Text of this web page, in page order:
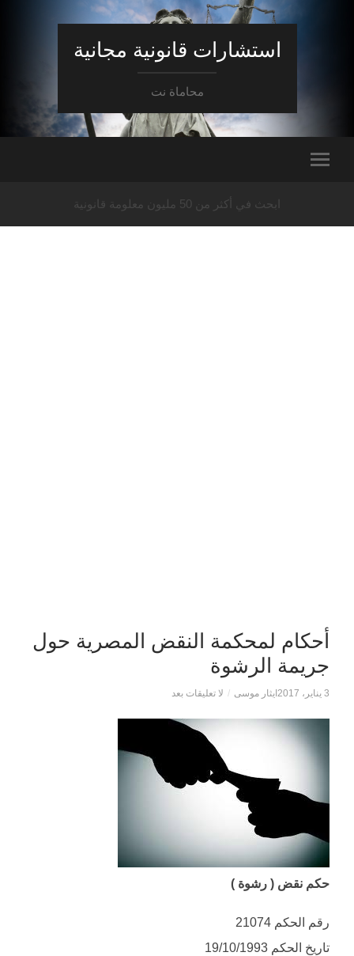
استشارات قانونية مجانية
محاماة نت
ابحث في أكثر من 50 مليون معلومة قانونية
أحكام لمحكمة النقض المصرية حول
جريمة الرشوة
3 يناير، 2017 ايثار موسى / لا تعليقات بعد
حكم نقض ( رشوة )
رقم الحكم 21074
تاريخ الحكم 19/10/1993